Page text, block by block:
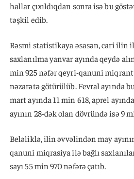
hallar çıxıldıqdan sonra isə bu
təşkil edib.
Rəsmi statistikaya əsasən, cari ilin
saxlanılma yanvar ayında qeydə
min 925 nəfər qeyri-qanuni
nəzarətə götürülüb. Fevral ayında
mart ayında 11 min 618, aprel
ayının 28-dək olan dövründə isə 9
Beləliklə, ilin əvvəlindən may
qanuni miqrasiya ilə bağlı
sayı 55 min 970 nəfərə çatıb.